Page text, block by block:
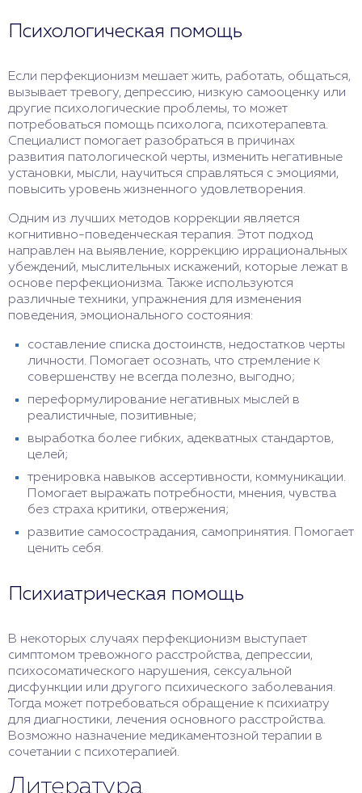
Психологическая помощь
Если перфекционизм мешает жить, работать, общаться,
вызывает тревогу, депрессию, низкую самооценку или
другие психологические проблемы, то может
потребоваться помощь психолога, психотерапевта.
Специалист помогает разобраться в причинах
развития патологической черты, изменить негативные
установки, мысли, научиться справляться с эмоциями,
повысить уровень жизненного удовлетворения.
Одним из лучших методов коррекции является
когнитивно-поведенческая терапия. Этот подход
направлен на выявление, коррекцию иррациональных
убеждений, мыслительных искажений, которые лежат в
основе перфекционизма. Также используются
различные техники, упражнения для изменения
поведения, эмоционального состояния:
составление списка достоинств, недостатков черты
личности. Помогает осознать, что стремление к
совершенству не всегда полезно, выгодно;
переформулирование негативных мыслей в
реалистичные, позитивные;
выработка более гибких, адекватных стандартов,
целей;
тренировка навыков ассертивности, коммуникации.
Помогает выражать потребности, мнения, чувства
без страха критики, отвержения;
развитие самосострадания, самопринятия. Помогает
ценить себя.
Психиатрическая помощь
В некоторых случаях перфекционизм выступает
симптомом тревожного расстройства, депрессии,
психосоматического нарушения, сексуальной
дисфункции или другого психического заболевания.
Тогда может потребоваться обращение к психиатру
для диагностики, лечения основного расстройства.
Возможно назначение медикаментозной терапии в
сочетании с психотерапией.
Литература